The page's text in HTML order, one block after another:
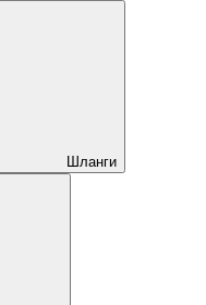
Шланги